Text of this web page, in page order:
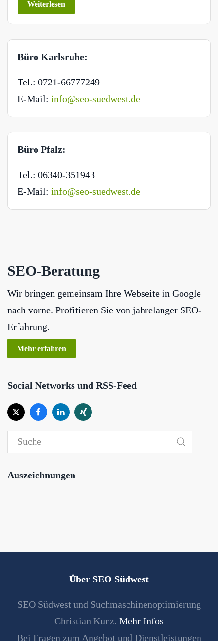
Weiterlesen
Büro Karlsruhe:
Tel.: 0721-66777249
E-Mail: info@seo-suedwest.de
Büro Pfalz:
Tel.: 06340-351943
E-Mail: info@seo-suedwest.de
SEO-Beratung
Wir bringen gemeinsam Ihre Webseite in Google
nach vorne. Profitieren Sie von jahrelanger SEO-
Erfahrung.
Mehr erfahren
Social Networks und RSS-Feed
Auszeichnungen
Über SEO Südwest
SEO Südwest und Suchmaschinenoptimierung
Christian Kunz. Mehr Infos
Bei Fragen zum Angebot und Dienstleistungen